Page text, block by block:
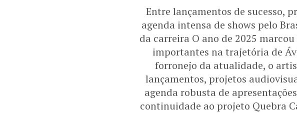
Entre lançamentos de sucesso,
agenda intensa de shows pelo
da carreira O ano de 2025
importantes na trajetória de
forronejo da atualidade, o
lançamentos, projetos
agenda robusta de
continuidade ao projeto Quebra